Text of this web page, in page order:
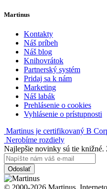
Martinus
Kontakty
Náš príbeh
Náš blog
Knihovrátok
Partnerský systém
Pridaj sa k nám
Marketing
Náš labák
Prehlásenie o cookies
Vyhlásenie o prístupnosti
Martinus je certifikovaný B
Nerobíme rozdiely
Najlepšie novinky sú tie knižné.
Odoslať
© 2000-2026 Martinus.